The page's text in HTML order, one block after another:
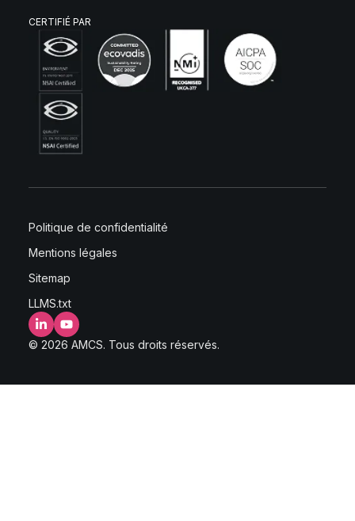
CERTIFIÉ PAR
Politique de confidentialité
Mentions légales
Sitemap
LLMS.txt
LinkedInYouTube
© 2026 AMCS. Tous droits réservés.